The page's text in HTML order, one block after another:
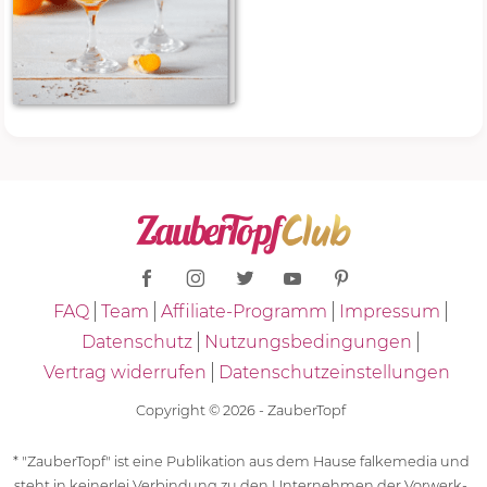
FAQ Team Affiliate-Programm
Impressum
Datenschutz
Nutzungsbedingungen
Vertrag widerrufen
Datenschutzeinstellungen
Copyright © 2026 - ZauberTopf
* "ZauberTopf" ist eine Publikation aus dem Hause falkemedia und